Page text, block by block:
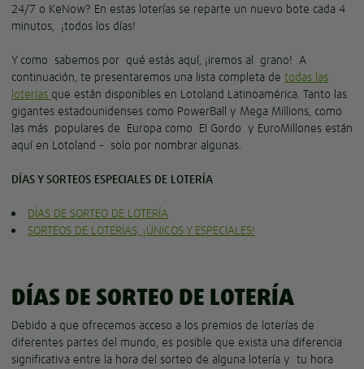
24/7 o KeNow? En estas loterías se reparte un nuevo bote cada 4
minutos, ¡todos los días!
Y como sabemos por qué estás aquí, ¡iremos al grano! A
continuación, te presentaremos una lista completa de todas las
loterías que están disponibles en Lotoland Latinoamérica. Tanto las
gigantes estadounidenses como PowerBall y Mega Millions, como
las más populares de Europa como El Gordo y EuroMillones están
aquí en Lotoland - solo por nombrar algunas.
DÍAS Y SORTEOS ESPECIALES DE LOTERÍA
DÍAS DE SORTEO DE LOTERÍA
SORTEOS DE LOTERÍAS, ¡ÚNICOS Y ESPECIALES!
DÍAS DE SORTEO DE LOTERÍA
Debido a que ofrecemos acceso a los premios de loterías de
diferentes partes del mundo, es posible que exista una diferencia
significativa entre la hora del sorteo de alguna lotería y tu hora